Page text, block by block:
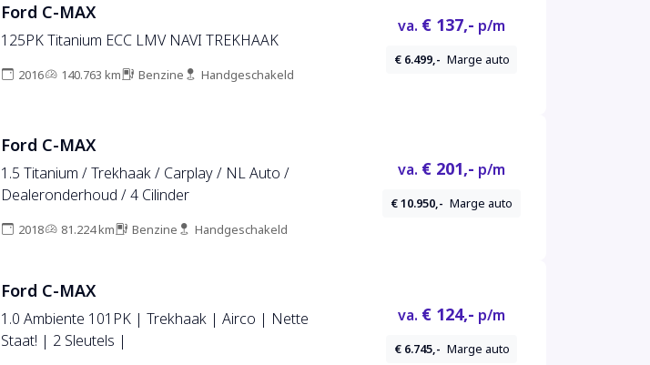
Ford C-MAX
125PK Titanium ECC LMV NAVI TREKHAAK
2016 140.763 km Benzine Handgeschakeld
va. € 137,- p/m
€ 6.499,- Marge auto
Ford C-MAX
1.5 Titanium / Trekhaak / Carplay / NL Auto /
Dealeronderhoud / 4 Cilinder
2018 81.224 km Benzine Handgeschakeld
va. € 201,- p/m
€ 10.950,- Marge auto
Ford C-MAX
1.0 Ambiente 101PK | Trekhaak | Airco | Nette
Staat! | 2 Sleutels |
va. € 124,- p/m
€ 6.745,- Marge auto